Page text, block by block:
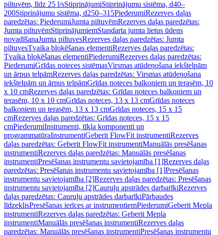
piltuvēm, līdz 25 l/sStiprinājumiStiprinājumu sistēma, d40–
200Stiprinājumu sistēma, d250–315PiederumiRezerves daļas
paredzētas: PiederumiJumta piltuvēmRezerves daļas paredzētas:
Jumta piltuvēmStiprinājumiemStandarta jumta lietus ūdens
novadīšanaJumta piltuvesRezerves daļas paredzētas: Jumta
piltuvesTvaika bloķēšanas elementiRezerves daļas paredzētas:
Tvaika bloķēšanas elementiPiederumiRezerves daļas paredzētas:
PiederumiGrīdas noteces sistēmasVirsmas atūdeņošana iekštelpām
un ārpus telpāmRezerves daļas paredzētas: Virsmas atūdeņošana
iekštelpām un ārpus telpāmGrīdas noteces balkoniem un terasēm, 10
x 10 cmRezerves daļas paredzētas: Grīdas noteces balkoniem un
terasēm, 10 x 10 cmGrīdas noteces, 13 x 13 cmGrīdas noteces
balkoniem un terasēm, 13 x 13 cmGrīdas noteces, 15 x 15
cmRezerves daļas paredzētas: Grīdas noteces, 15 x 15
cmPiederumiInstrumenti, tīkla komponenti un
programmatūraInstrumentiGeberit FlowFit instrumentiRezerves
daļas paredzētas: Geberit FlowFit instrumentiManuālās presēšanas
instrumentiRezerves daļas paredzētas: Manuālās presēšanas
instrumentiPresēšanas instrumentu savietojamība [1]Rezerves daļas
paredzētas: Presēšanas instrumentu savietojamība [1]Presēšanas
instrumentu savietojamība [2]Rezerves daļas paredzētas: Presēšanas
instrumentu savietojamība [2]Cauruļu apstrādes darbarīkiRezerves
daļas paredzētas: Cauruļu apstrādes darbarīkiPārbaudes
līdzeklisPresēšanas ierīces ar instrumentiemPiederumiGeberit Mepla
instrumentiRezerves daļas paredzētas: Geberit Mepla
instrumentiManuālās presēšanas instrumentiRezerves daļas
paredzētas: Manuālās presēšanas instrumentiPresēšanas instrumentu